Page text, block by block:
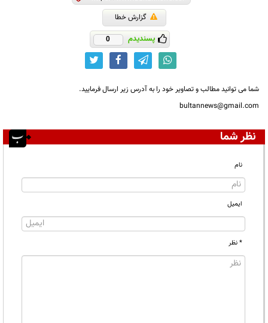
گزارش خطا
پسندیدم 0
شما می توانید مطالب و تصاویر خود را به آدرس زیر ارسال فرمایید.
bultannews@gmail.com
نظر شما
نام
ایمیل
* نظر